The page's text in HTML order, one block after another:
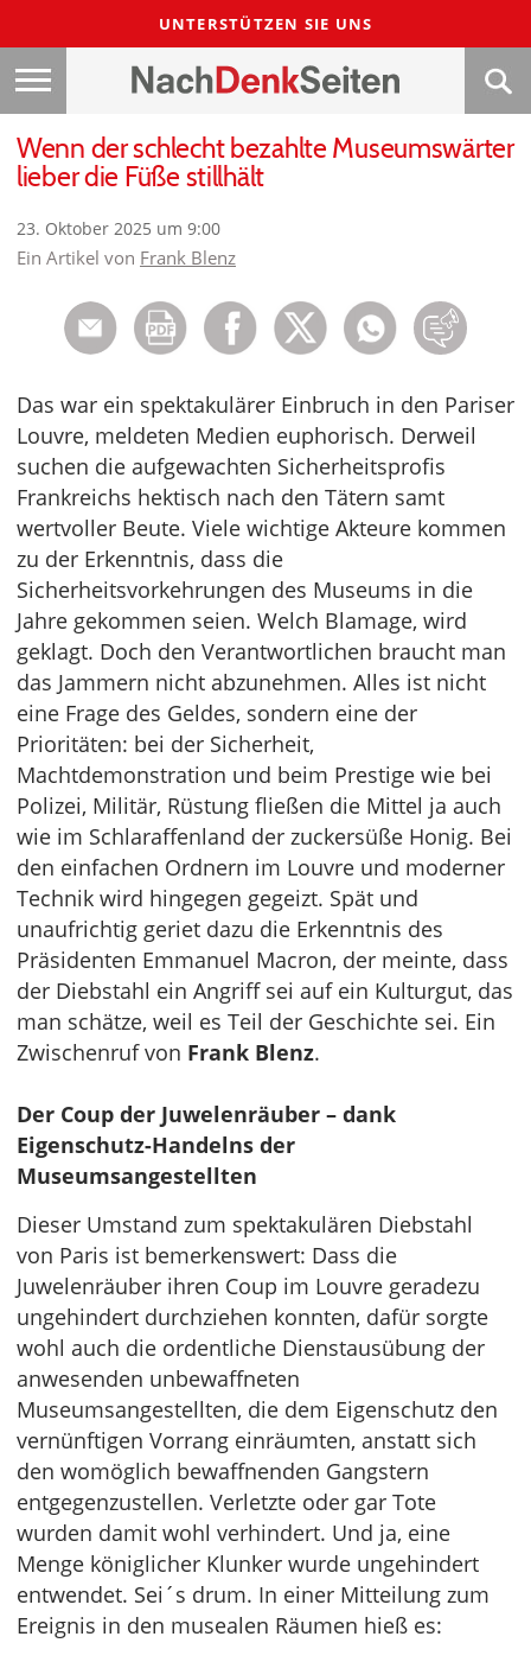
UNTERSTÜTZEN SIE UNS
Wenn der schlecht bezahlte Museumswärter
lieber die Füße stillhält
23. Oktober 2025 um 9:00
Ein Artikel von Frank Blenz
Das war ein spektakulärer Einbruch in den Pariser
Louvre, meldeten Medien euphorisch. Derweil
suchen die aufgewachten Sicherheitsprofis
Frankreichs hektisch nach den Tätern samt
wertvoller Beute. Viele wichtige Akteure kommen
zu der Erkenntnis, dass die
Sicherheitsvorkehrungen des Museums in die
Jahre gekommen seien. Welch Blamage, wird
geklagt. Doch den Verantwortlichen braucht man
das Jammern nicht abzunehmen. Alles ist nicht
eine Frage des Geldes, sondern eine der
Prioritäten: bei der Sicherheit,
Machtdemonstration und beim Prestige wie bei
Polizei, Militär, Rüstung fließen die Mittel ja auch
wie im Schlaraffenland der zuckersüße Honig. Bei
den einfachen Ordnern im Louvre und moderner
Technik wird hingegen gegeizt. Spät und
unaufrichtig geriet dazu die Erkenntnis des
Präsidenten Emmanuel Macron, der meinte, dass
der Diebstahl ein Angriff sei auf ein Kulturgut, das
man schätze, weil es Teil der Geschichte sei. Ein
Zwischenruf von Frank Blenz.
Der Coup der Juwelenräuber – dank
Eigenschutz-Handelns der
Museumsangestellten
Dieser Umstand zum spektakulären Diebstahl
von Paris ist bemerkenswert: Dass die
Juwelenräuber ihren Coup im Louvre geradezu
ungehindert durchziehen konnten, dafür sorgte
wohl auch die ordentliche Dienstausübung der
anwesenden unbewaffneten
Museumsangestellten, die dem Eigenschutz den
vernünftigen Vorrang einräumten, anstatt sich
den womöglich bewaffnenden Gangstern
entgegenzustellen. Verletzte oder gar Tote
wurden damit wohl verhindert. Und ja, eine
Menge königlicher Klunker wurde ungehindert
entwendet. Sei´s drum. In einer Mitteilung zum
Ereignis in den musealen Räumen hieß es: